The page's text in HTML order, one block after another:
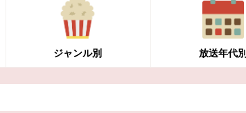
ジャンル別 放送年代別